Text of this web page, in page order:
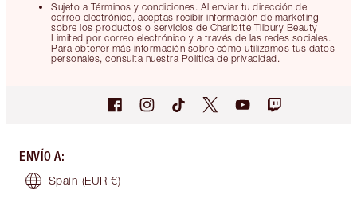
Sujeto a Términos y condiciones. Al enviar tu dirección de
correo electrónico, aceptas recibir información de marketing
sobre los productos o servicios de Charlotte Tilbury Beauty
Limited por correo electrónico y a través de las redes sociales.
Para obtener más información sobre cómo utilizamos tus datos
personales, consulta nuestra Política de privacidad.
ENVÍO A:
Spain (EUR €)